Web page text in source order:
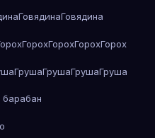
ГовядинаГовядина
ГорохГорохГорохГорох
ГрушаГрушаГрушаГруша